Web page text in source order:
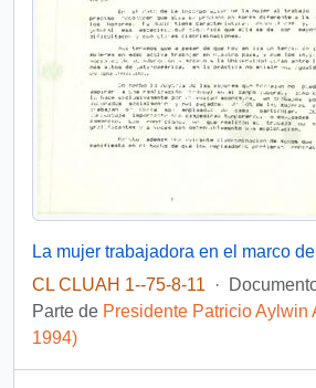
CL CLUAH 1--75-8-11
·
Parte de Presidente Patricio Aylwin
1994)